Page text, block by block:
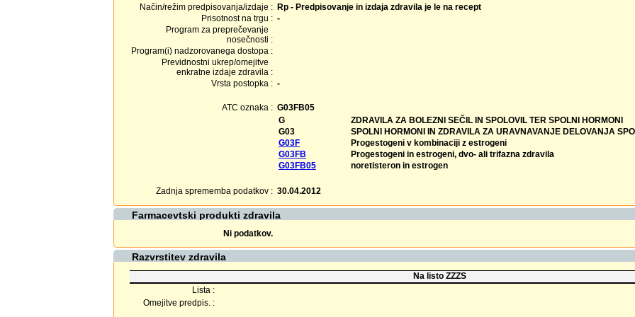
Način/režim predpisovanja/izdaje : Rp - Predpisovanje in izdaja zdravila je le na recept
Prisotnost na trgu : -
Program za preprečevanje
nosečnosti :
Program(i) nadzorovanega dostopa :
Previdnostni ukrep/omejitve
enkratne izdaje zdravila :
Vrsta postopka : -
ATC oznaka : G03FB05
G
ZDRAVILA ZA BOLEZNI SEČIL IN SPOLOVIL TER SPOLNI HORMONI
G03
SPOLNI HORMONI IN ZDRAVILA ZA URAVNAVANJE DELOVANJA
G03F
Progestogeni v kombinaciji z estrogeni
G03FB
Progestogeni in estrogeni, dvo- ali trifazna zdravila
G03FB05
noretisteron in estrogen
Zadnja sprememba podatkov : 30.04.2012
Farmacevtski produkti zdravila
Ni podatkov.
Razvrstitev zdravila
Na listo ZZZS
Lista :
Omejitve predpis. :